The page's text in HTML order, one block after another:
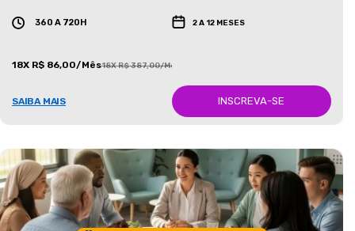
360 A 720H 2 A 12 MESES
18X R$ 86,00/Mês18X R$ 387,00/Mês
SAIBA MAIS INSCREVA-SE